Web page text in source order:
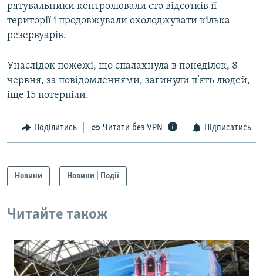
рятувальники контролювали сто відсотків її
території і продовжували охолоджувати кілька
резервуарів.
Унаслідок пожежі, що спалахнула в понеділок, 8
червня, за повідомленнями, загинули п’ять людей,
іще 15 потерпіли.
Поділитись Читати без VPN Підписатись
Новини Новини | Події
Читайте також